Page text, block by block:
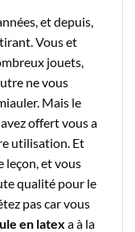
et depuis,
Vous et
jouets,
ne vous
Mais le
offert vous a
utilisation. Et
leçon, et vous
qualité pour le
pas car vous
en latex a à la